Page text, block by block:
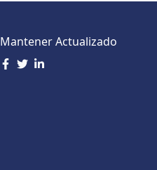
Mantener Actualizado